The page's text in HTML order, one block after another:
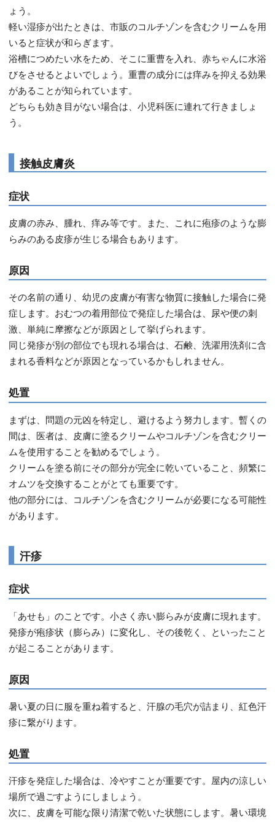
ょう。
軽い湿疹が出たときは、市販のコルチゾンを含むクリームを用
いると症状が和らぎます。
浴槽につめたい水をため、そこに重曹を入れ、赤ちゃんに水浴
びをさせるとよいでしょう。重曹の成分には痒みを抑える効果
があることが知られています。
どちらも効き目がない場合は、小児科医に連れて行きましょ
う。
接触皮膚炎
症状
皮膚の赤み、腫れ、痒み等です。また、これに疱疹のような膨
らみのある皮疹が生じる場合もあります。
原因
その名前の通り、幼児の皮膚が有害な物質に接触した場合に発
症します。おむつの着用部位で発症した場合は、尿や便の刺
激、単純に摩擦などが原因として挙げられます。
同じ発疹が別の部位でも現れる場合は、石鹸、洗濯用洗剤に含
まれる香料などが原因となっているかもしれません。
処置
まずは、問題の元凶を特定し、避けるよう努力します。暫くの
間は、医者は、皮膚に塗るクリームやコルチゾンを含むクリー
ムを使用することを勧めるでしょう。
クリームを塗る前にその部分が完全に乾いていること、頻繁に
オムツを交換することがとても重要です。
他の部分には、コルチゾンを含むクリームが必要になる可能性
があります。
汗疹
症状
「あせも」のことです。小さく赤い膨らみが皮膚に現れます。
発疹が疱疹状（膨らみ）に変化し、その後乾く、といったこと
が起こることがあります。
原因
暑い夏の日に服を重ね着すると、汗腺の毛穴が詰まり、紅色汗
疹に繋がります。
処置
汗疹を発症した場合は、冷やすことが重要です。屋内の涼しい
場所で過ごすようにしましょう。
次に、皮膚を可能な限り清潔で乾いた状態にします。暑い環境